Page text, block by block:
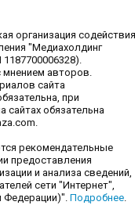
организация содействия
"Медиахолдинг
авторов.
сайта
при
сайтах обязательна
рекомендательные
предоставления
и анализа сведений,
сети "Интернет",
Федерации)". Подробнее